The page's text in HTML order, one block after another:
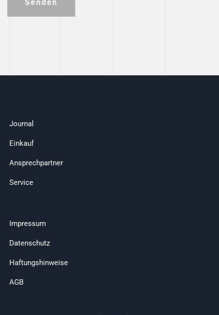
Senden
Journal
Einkauf
Ansprechpartner
Service
Impressum
Datenschutz
Haftungshinweise
AGB